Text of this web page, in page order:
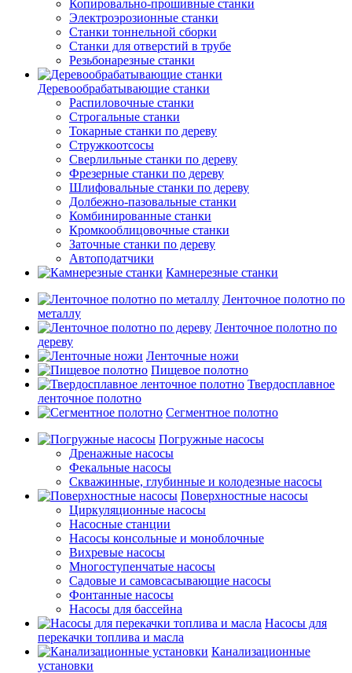
Копировально-прошивные станки
Электроэрозионные станки
Станки тоннельной сборки
Станки для отверстий в трубе
Резьбонарезные станки
Деревообрабатывающие станки
Распиловочные станки
Строгальные станки
Токарные станки по дереву
Стружкоотсосы
Сверлильные станки по дереву
Фрезерные станки по дереву
Шлифовальные станки по дереву
Долбежно-пазовальные станки
Комбинированные станки
Кромкооблицовочные станки
Заточные станки по дереву
Автоподатчики
Камнерезные станки
Ленточное полотно по
металлу
Ленточное полотно по
дереву
Ленточные ножи
Пищевое полотно
Твердосплавное
ленточное полотно
Сегментное полотно
Погружные насосы
Дренажные насосы
Фекальные насосы
Скважинные, глубинные и колодезные насосы
Поверхностные насосы
Циркуляционные насосы
Насосные станции
Насосы консольные и моноблочные
Вихревые насосы
Многоступенчатые насосы
Садовые и самовсасывающие насосы
Фонтанные насосы
Насосы для бассейна
Насосы для
перекачки топлива и масла
Канализационные
установки